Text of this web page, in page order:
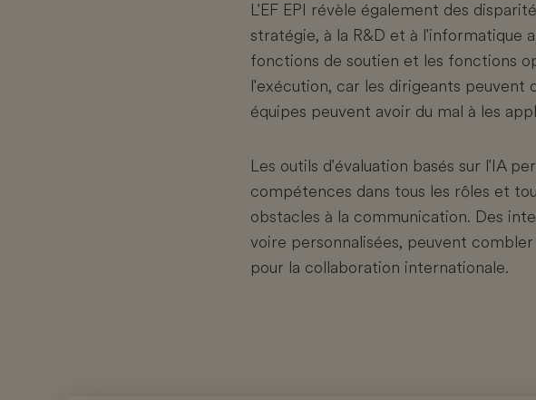
L'EF EPI révèle également des
stratégie, à la R&D et à l'informatique
fonctions de soutien et les fonctions
l'exécution, car les dirigeants
équipes peuvent avoir du mal à les
Les outils d'évaluation basés sur l'IA
compétences dans tous les rôles et
obstacles à la communication. Des
voire personnalisées, peuvent
pour la collaboration internationale.